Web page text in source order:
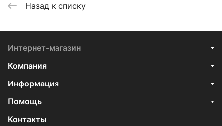
Назад к списку
Интернет-магазин
Компания
Информация
Помощь
Контакты